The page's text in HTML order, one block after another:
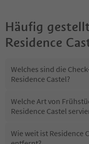
Häufig
Residence
Welches sind die
Residence Castel?
Welche Art von
Residence Castel
Wie weit ist Residence